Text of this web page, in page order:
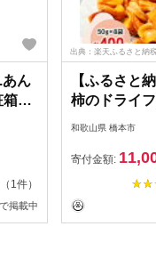
あん
入
し
ギ
め
1件）
掲載中
出典：楽天ふるさと納
【ふるさと
柿のドライ
【1097271】
和歌山県 橋本市
寄付金額: